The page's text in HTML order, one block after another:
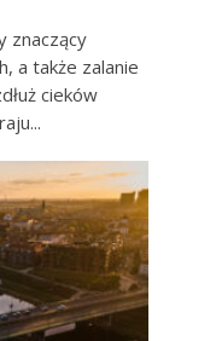
znaczący
a także zalanie
cieków